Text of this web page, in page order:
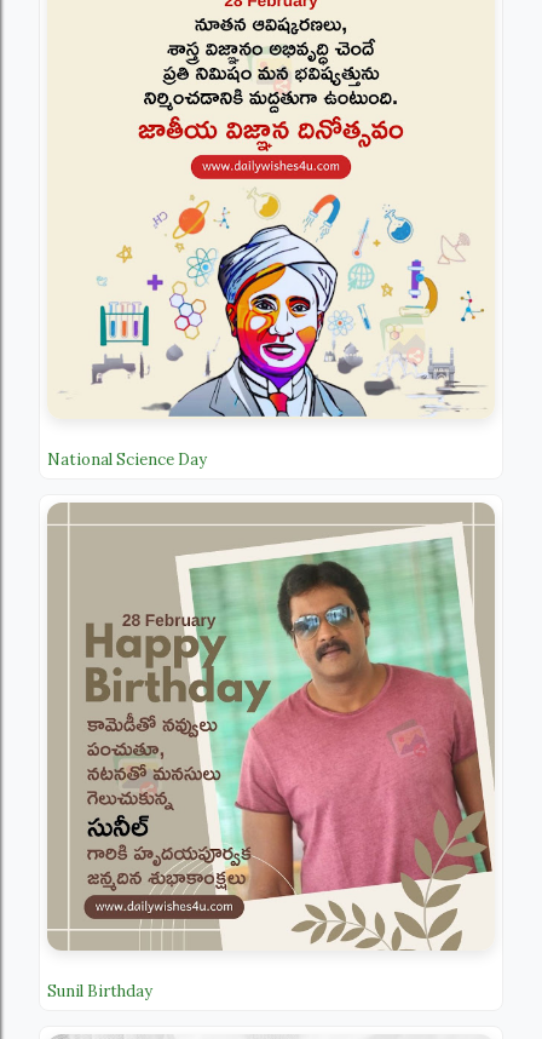
National Science Day
Sunil Birthday